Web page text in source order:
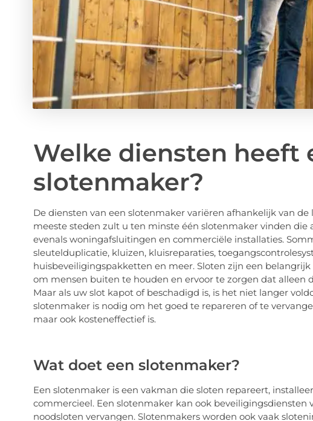
Welke diensten heeft
slotenmaker?
De diensten van een slotenmaker variëren afhankelijk van
meeste steden zult u ten minste één slotenmaker vinden
evenals woningafsluitingen en commerciële installaties.
sleutelduplicatie, kluizen, kluisreparaties,
huisbeveiligingspakketten en meer. Sloten zijn een
om mensen buiten te houden en ervoor te zorgen dat alleen
Maar als uw slot kapot of beschadigd is, is het niet langer
slotenmaker is nodig om het goed te repareren of te
maar ook kosteneffectief is.
Wat doet een slotenmaker?
Een slotenmaker is een vakman die sloten repareert,
commercieel. Een slotenmaker kan ook beveiligingsdiensten
noodsloten vervangen. Slotenmakers worden ook vaak